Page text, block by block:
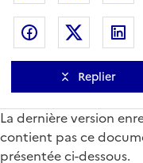
Partager sur
Replier
La dernière version
contient pas ce
présentée ci-dessous.